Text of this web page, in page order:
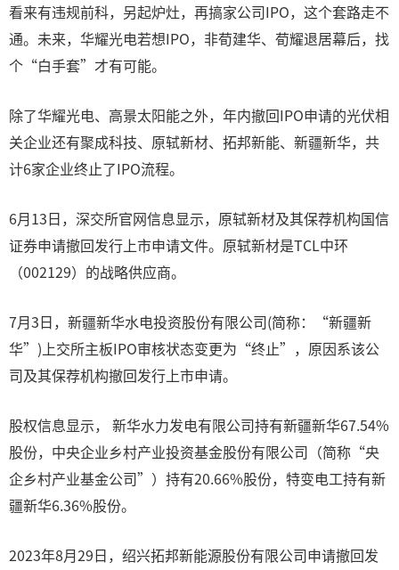
看来有违规前科，另起炉灶，再搞家公司IPO，这个套路走不
通。未来，华耀光电若想IPO，非荀建华、荀耀退居幕后，找
个“白手套”才有可能。
除了华耀光电、高景太阳能之外，年内撤回IPO申请的光伏相
关企业还有聚成科技、原轼新材、拓邦新能、新疆新华，共
计6家企业终止了IPO流程。
6月13日，深交所官网信息显示，原轼新材及其保荐机构国信
证券申请撤回发行上市申请文件。原轼新材是TCL中环
（002129）的战略供应商。
7月3日，新疆新华水电投资股份有限公司(简称：“新疆新
华”)上交所主板IPO审核状态变更为“终止”，原因系该公
司及其保荐机构撤回发行上市申请。
股权信息显示， 新华水力发电有限公司持有新疆新华67.54%
股份，中央企业乡村产业投资基金股份有限公司（简称“央
企乡村产业基金公司”）持有20.66%股份，特变电工持有新
疆新华6.36%股份。
2023年8月29日，绍兴拓邦新能源股份有限公司申请撤回发